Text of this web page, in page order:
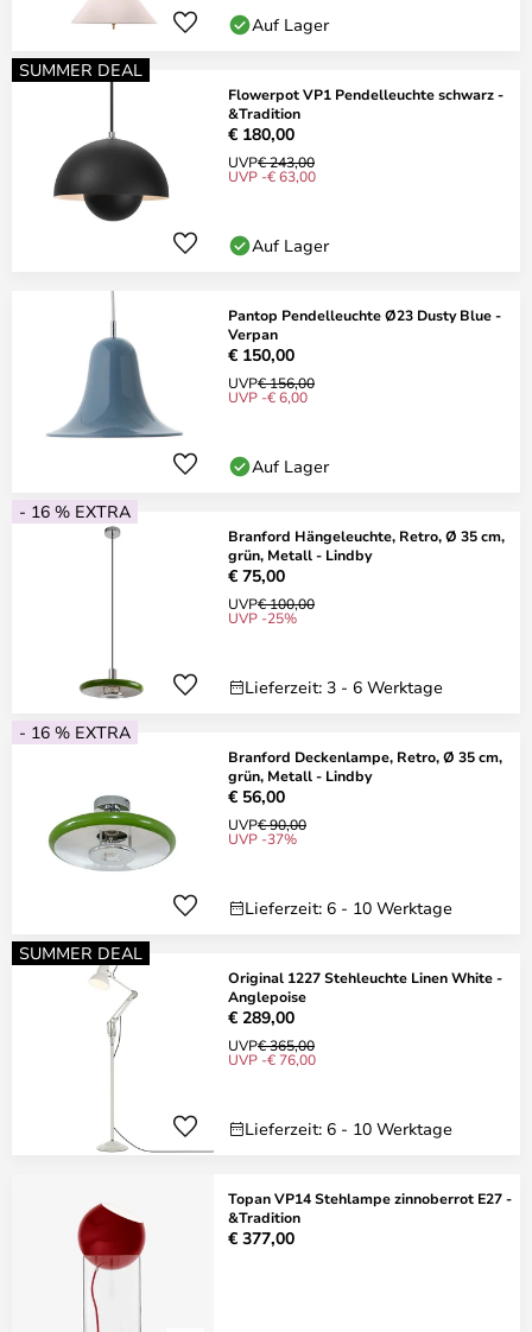
Auf Lager
SUMMER DEAL
Flowerpot VP1 Pendelleuchte schwarz -
&Tradition
€ 180,00
UVP€ 243,00
UVP -€ 63,00
Auf Lager
Pantop Pendelleuchte Ø23 Dusty Blue -
Verpan
€ 150,00
UVP€ 156,00
UVP -€ 6,00
Auf Lager
- 16 % EXTRA
Branford Hängeleuchte, Retro, Ø 35 cm,
grün, Metall - Lindby
€ 75,00
UVP€ 100,00
UVP -25%
Lieferzeit: 3 - 6 Werktage
- 16 % EXTRA
Branford Deckenlampe, Retro, Ø 35 cm,
grün, Metall - Lindby
€ 56,00
UVP€ 90,00
UVP -37%
Lieferzeit: 6 - 10 Werktage
SUMMER DEAL
Original 1227 Stehleuchte Linen White -
Anglepoise
€ 289,00
UVP€ 365,00
UVP -€ 76,00
Lieferzeit: 6 - 10 Werktage
Topan VP14 Stehlampe zinnoberrot E27 -
&Tradition
€ 377,00